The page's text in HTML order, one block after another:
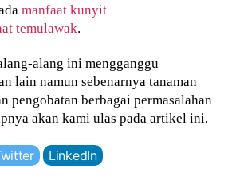
manfaat kunyit
temulawak.
alang ini mengganggu
lain namun sebenarnya tanaman
pengobatan berbagai permasalahan
akan kami ulas pada artikel ini.
LinkedIn